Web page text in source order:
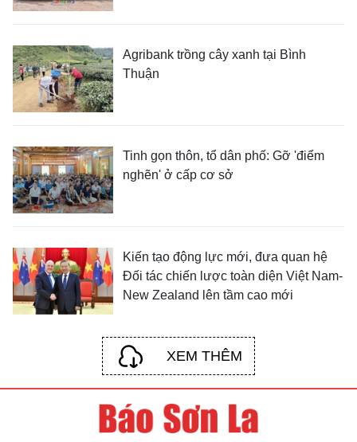
Agribank trồng cây xanh tại Bình
Thuận
Tinh gọn thôn, tổ dân phố: Gỡ 'điểm
nghẽn' ở cấp cơ sở
Kiến tạo động lực mới, đưa quan hệ
Đối tác chiến lược toàn diện Việt Nam-
New Zealand lên tầm cao mới
XEM THÊM